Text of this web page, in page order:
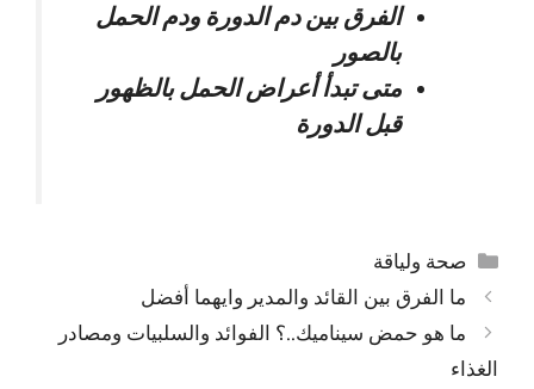
الفرق بين دم الدورة ودم الحمل
بالصور
متى تبدأ أعراض الحمل بالظهور
قبل الدورة
التصنيفات
صحة ولياقة
ما الفرق بين القائد والمدير وايهما أفضل
ما هو حمض سيناميك..؟ الفوائد والسلبيات ومصادر
الغذاء